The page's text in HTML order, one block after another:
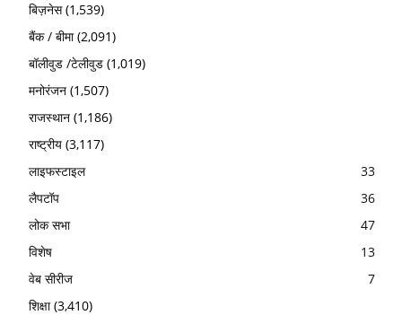
बिज़नेस(1,539)
बैंक / बीमा(2,091)
बॉलीवुड /टेलीवुड (1,019)
मनोरंजन (1,507)
राजस्थान (1,186)
राष्ट्रीय (3,117)
लाइफस्टाइल
33
लैपटॉप
36
लोक सभा
47
विशेष
13
वेब सीरीज
7
शिक्षा(3,410)